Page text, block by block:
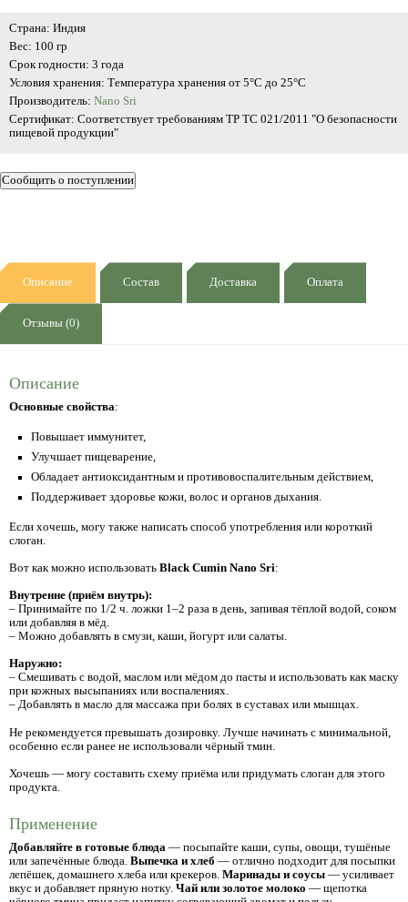
Страна: Индия
Вес: 100 гр
Срок годности: 3 года
Условия хранения: Температура хранения от 5°C до 25°C
Производитель: Nano Sri
Сертификат: Соответствует требованиям ТР ТС 021/2011 "О безопасности
пищевой продукции"
Описание Состав Доставка Оплата
Отзывы (0)
Описание
Основные свойства:
Повышает иммунитет,
Улучшает пищеварение,
Обладает антиоксидантным и противовоспалительным действием,
Поддерживает здоровье кожи, волос и органов дыхания.
Если хочешь, могу также написать способ употребления или короткий
слоган.
Вот как можно использовать Black Cumin Nano Sri:
Внутренне (приём внутрь):
– Принимайте по 1/2 ч. ложки 1–2 раза в день, запивая тёплой водой, соком
или добавляя в мёд.
– Можно добавлять в смузи, каши, йогурт или салаты.
Наружно:
– Смешивать с водой, маслом или мёдом до пасты и использовать как маску
при кожных высыпаниях или воспалениях.
– Добавлять в масло для массажа при болях в суставах или мышцах.
Не рекомендуется превышать дозировку. Лучше начинать с минимальной,
особенно если ранее не использовали чёрный тмин.
Хочешь — могу составить схему приёма или придумать слоган для этого
продукта.
Применение
Добавляйте в готовые блюда — посыпайте каши, супы, овощи, тушёные
или запечённые блюда. Выпечка и хлеб — отлично подходит для посыпки
лепёшек, домашнего хлеба или крекеров. Маринады и соусы — усиливает
вкус и добавляет пряную нотку. Чай или золотое молоко — щепотка